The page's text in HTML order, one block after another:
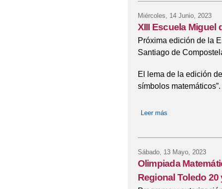
Miércoles, 14 Junio, 2023
XIII Escuela Miguel
Próxima edición de la
Santiago de
El lema de la edición
símbolos matemáticos”.
Leer más
Sábado, 13 Mayo, 2023
Olimpiada
Regional Toledo 20